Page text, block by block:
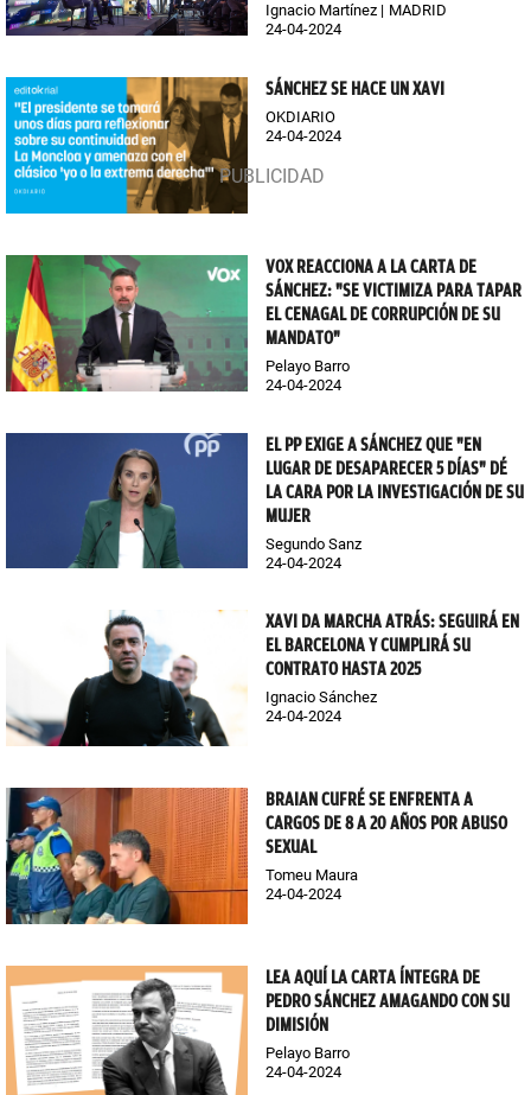
Ignacio Martínez
MADRID
24-04-2024
SÁNCHEZ SE HACE UN XAVI
OKDIARIO
24-04-2024
VOX REACCIONA A LA CARTA DE
SÁNCHEZ: "SE VICTIMIZA PARA TAPAR
EL CENAGAL DE CORRUPCIÓN DE SU
MANDATO"
Pelayo Barro
24-04-2024
EL PP EXIGE A SÁNCHEZ QUE "EN
LUGAR DE DESAPARECER 5 DÍAS" DÉ
LA CARA POR LA INVESTIGACIÓN DE SU
MUJER
Segundo Sanz
24-04-2024
XAVI DA MARCHA ATRÁS: SEGUIRÁ EN
EL BARCELONA Y CUMPLIRÁ SU
CONTRATO HASTA 2025
Ignacio Sánchez
24-04-2024
BRAIAN CUFRÉ SE ENFRENTA A
CARGOS DE 8 A 20 AÑOS POR ABUSO
SEXUAL
Tomeu Maura
24-04-2024
LEA AQUÍ LA CARTA ÍNTEGRA DE
PEDRO SÁNCHEZ AMAGANDO CON SU
DIMISIÓN
Pelayo Barro
24-04-2024